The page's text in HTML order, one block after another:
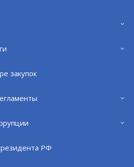
закупок
РФ
по контракту в войска
Военный комиссариат по
+7 (981) 304-04-79, +7 (911)